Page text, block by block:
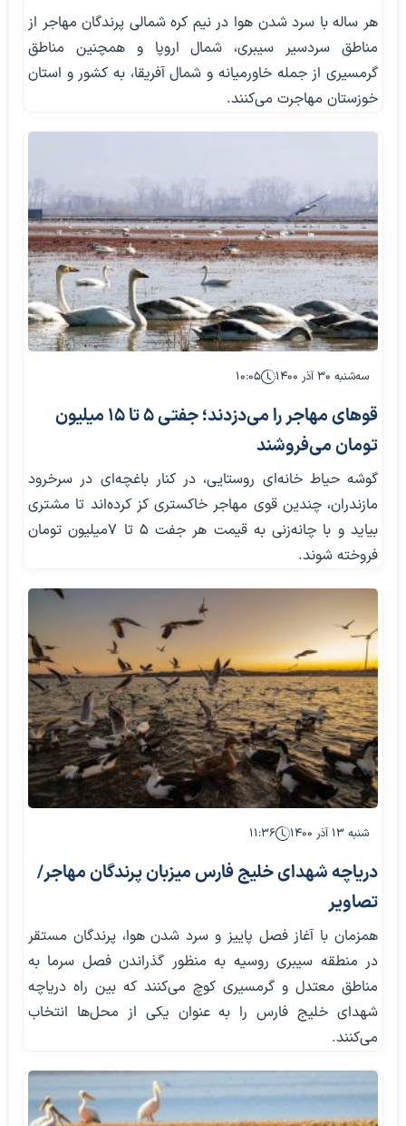
هر ساله با سرد شدن هوا در نیم کره شمالی پرندگان مهاجر از
مناطق سردسیر سیبری، شمال اروپا و همچنین مناطق
گرمسیری از جمله خاورمیانه و شمال آفریقا، به کشور و استان
خوزستان مهاجرت می‌کنند.
سه‌شنبه ۳۰ آذر ۱۴۰۰ ۱۰:۰۵
قوهای مهاجر را می‌دزدند؛ جفتی ۵ تا ۱۵ میلیون
تومان می‌فروشند
گوشه حیاط خانه‌ای روستایی، در کنار باغچه‌ای در سرخرود
مازندران، چندین قوی مهاجر خاکستری کز کرده‌اند تا مشتری
بیاید و با چانه‌زنی به قیمت هر جفت ۵ تا ۷میلیون تومان
فروخته شوند.
شنبه ۱۳ آذر ۱۴۰۰ ۱۱:۳۶
دریاچه شهدای خلیج فارس میزبان پرندگان مهاجر/
تصاویر
همزمان با آغاز فصل پاییز و سرد شدن هوا، پرندگان مستقر
در منطقه سیبری روسیه به منظور گذراندن فصل سرما به
مناطق معتدل و گرمسیری کوچ می‌کنند که بین راه دریاچه
شهدای خلیج فارس را به عنوان یکی از محل‌ها انتخاب
می‌کنند.